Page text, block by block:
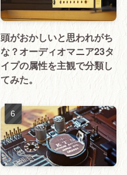
頭がおかしいと思われがち
な？オーディオマニア23タ
イプの属性を主観で分類し
てみた。